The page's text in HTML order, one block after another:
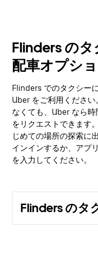
Flinders の
配車オプシ
Flinders でのタクシー
Uber をご利用ください
なくても、Uber なら
をリクエストできます
じめての場所の探索に
インインするか、アプ
を入力してください。
Flinders のタ